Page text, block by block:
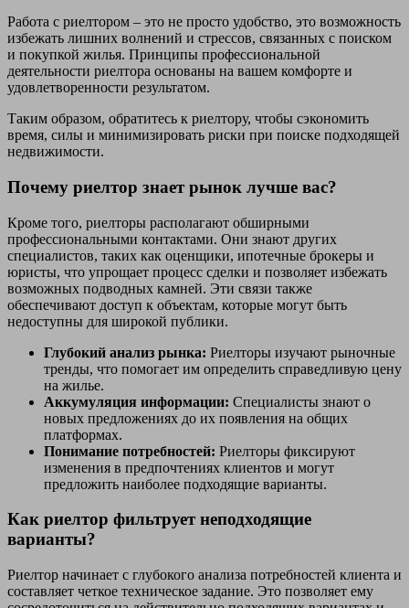
Работа с риелтором – это не просто удобство, это возможность
избежать лишних волнений и стрессов, связанных с поиском
и покупкой жилья. Принципы профессиональной
деятельности риелтора основаны на вашем комфорте и
удовлетворенности результатом.
Таким образом, обратитесь к риелтору, чтобы сэкономить
время, силы и минимизировать риски при поиске подходящей
недвижимости.
Почему риелтор знает рынок лучше вас?
Кроме того, риелторы располагают обширными
профессиональными контактами. Они знают других
специалистов, таких как оценщики, ипотечные брокеры и
юристы, что упрощает процесс сделки и позволяет избежать
возможных подводных камней. Эти связи также
обеспечивают доступ к объектам, которые могут быть
недоступны для широкой публики.
Глубокий анализ рынка: Риелторы изучают рыночные
тренды, что помогает им определить справедливую цену
на жилье.
Аккумуляция информации: Специалисты знают о
новых предложениях до их появления на общих
платформах.
Понимание потребностей: Риелторы фиксируют
изменения в предпочтениях клиентов и могут
предложить наиболее подходящие варианты.
Как риелтор фильтрует неподходящие
варианты?
Риелтор начинает с глубокого анализа потребностей клиента и
составляет четкое техническое задание. Это позволяет ему